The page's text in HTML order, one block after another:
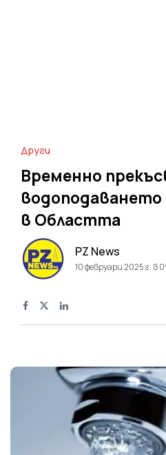
Други
Временно
водоподаването
в Областта
PZ News
10 февруари 2025 г. в